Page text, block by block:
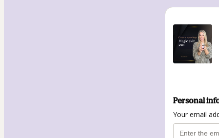
Personal
Your email